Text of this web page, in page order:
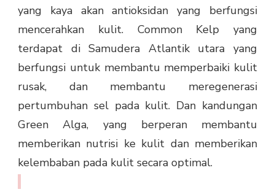
yang kaya akan antioksidan yang berfungsi
mencerahkan kulit. Common Kelp yang
terdapat di Samudera Atlantik utara yang
berfungsi untuk membantu memperbaiki kulit
rusak, dan membantu meregenerasi
pertumbuhan sel pada kulit. Dan kandungan
Green Alga, yang berperan membantu
memberikan nutrisi ke kulit dan memberikan
kelembaban pada kulit secara optimal.